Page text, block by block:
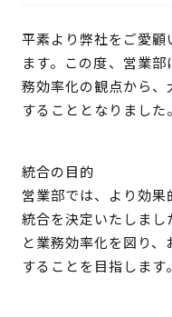
製
平素より弊社をご愛
ます。この度、営業
務効率化の観点から
することとなりました。
統合の目的
営業部では、より効果
統合を決定いたしま
と業務効率化を図り
することを目指します。